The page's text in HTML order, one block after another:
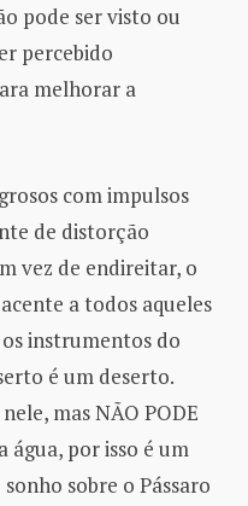
pode ser visto ou
percebido
melhorar a
com impulsos
de distorção
vez de endireitar, o
a todos aqueles
instrumentos do
é um deserto.
mas NÃO PODE
água, por isso é um
sobre o Pássaro